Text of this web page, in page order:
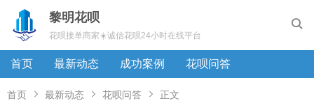

黎明花呗
花呗接单商家☀️诚信花呗24小时在线平台
首页 最新动态 成功案例 花呗问答
首页  最新动态  花呗问答  正文